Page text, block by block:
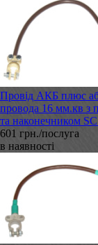
Провід АКБ плюс
провода 16 мм.кв з
та наконечником
601 грн./послуга
в наявності